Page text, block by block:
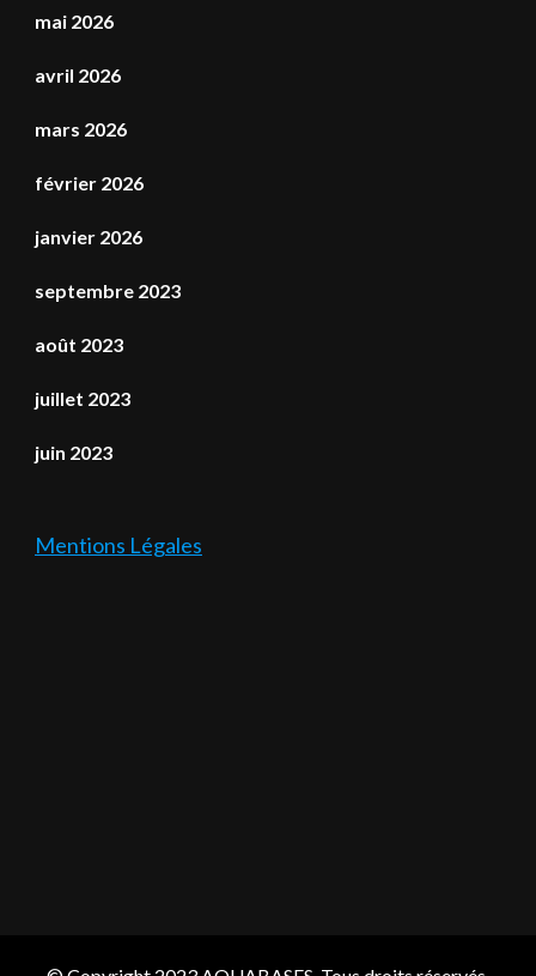
mai 2026
avril 2026
mars 2026
février 2026
janvier 2026
septembre 2023
août 2023
juillet 2023
juin 2023
Mentions Légales